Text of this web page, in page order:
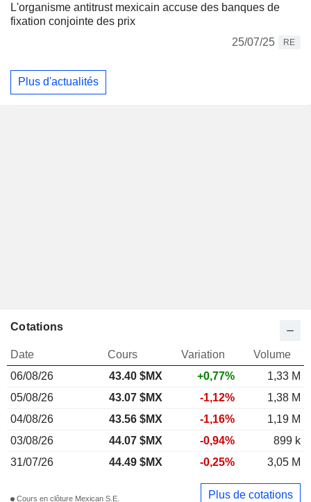
L'organisme antitrust mexicain accuse des banques de
fixation conjointe des prix
25/07/25
RE
Plus d'actualités
Cotations
Date Cours Variation
Volume
06/08/26
43.40 $MX +0,77%
1,33 M
05/08/26
43.07 $MX -1,12%
1,38 M
04/08/26
43.56 $MX -1,16%
1,19 M
03/08/26
44.07 $MX -0,94%
899 k
31/07/26
44.49 $MX -0,25% 3,05 M
Cours en clôture Mexican S.E. Plus de cotations